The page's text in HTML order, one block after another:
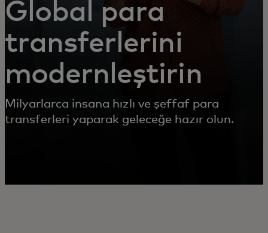
Global para
transferlerini
modernleştirin
Milyarlarca insana hızlı ve şeffaf para
transferleri yaparak geleceğe hazır olun.